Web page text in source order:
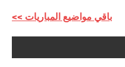
<< باقي مواضيع المباريات